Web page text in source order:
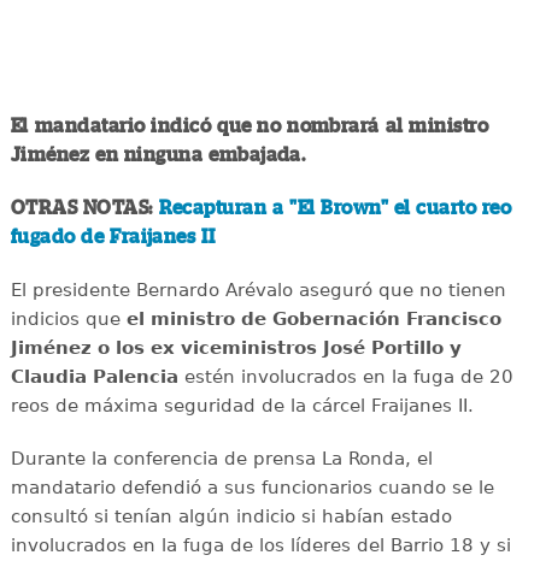
El mandatario indicó que no nombrará al ministro
Jiménez en ninguna embajada.
OTRAS NOTAS: Recapturan a "El Brown" el cuarto reo
fugado de Fraijanes II
El presidente Bernardo Arévalo aseguró que no tienen
indicios que el ministro de Gobernación Francisco
Jiménez o los ex viceministros José Portillo y
Claudia Palencia estén involucrados en la fuga de 20
reos de máxima seguridad de la cárcel Fraijanes II.
Durante la conferencia de prensa La Ronda, el
mandatario defendió a sus funcionarios cuando se le
consultó si tenían algún indicio si habían estado
involucrados en la fuga de los líderes del Barrio 18 y si